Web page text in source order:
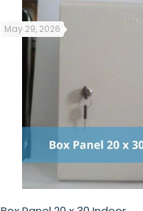
May 29, 2026